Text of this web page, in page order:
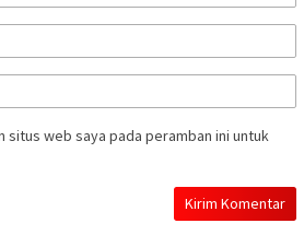
situs web saya pada peramban ini untuk